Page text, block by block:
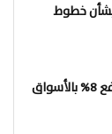
بشأن خطوط
«مرصد الذهب»: أسعار الذهب ترتفع 8% بالأسواق